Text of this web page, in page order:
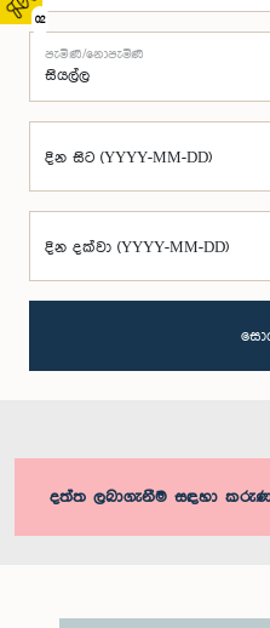
02
පැමිණි/නොපැමිණි
දින සිට (YYYY-MM-DD)
දින දක්වා (YYYY-MM-DD)
දත්ත ලබාගැනීම සඳහා